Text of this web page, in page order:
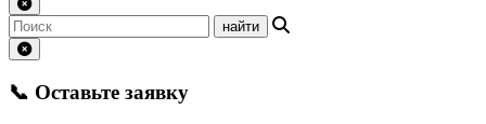
📞 Оставьте заявку